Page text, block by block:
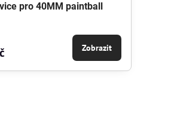
pro 40MM paintball
Zobrazit